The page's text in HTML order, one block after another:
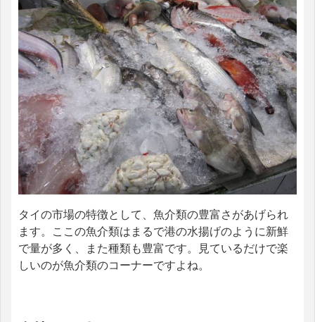
タイの市場の特徴として、魚介類の豊富さがあげられ
ます。ここの魚介類はまるで港の水揚げのように新鮮
で量が多く、また種類も豊富です。見ているだけで楽
しいのが魚介類のコーナーですよね。